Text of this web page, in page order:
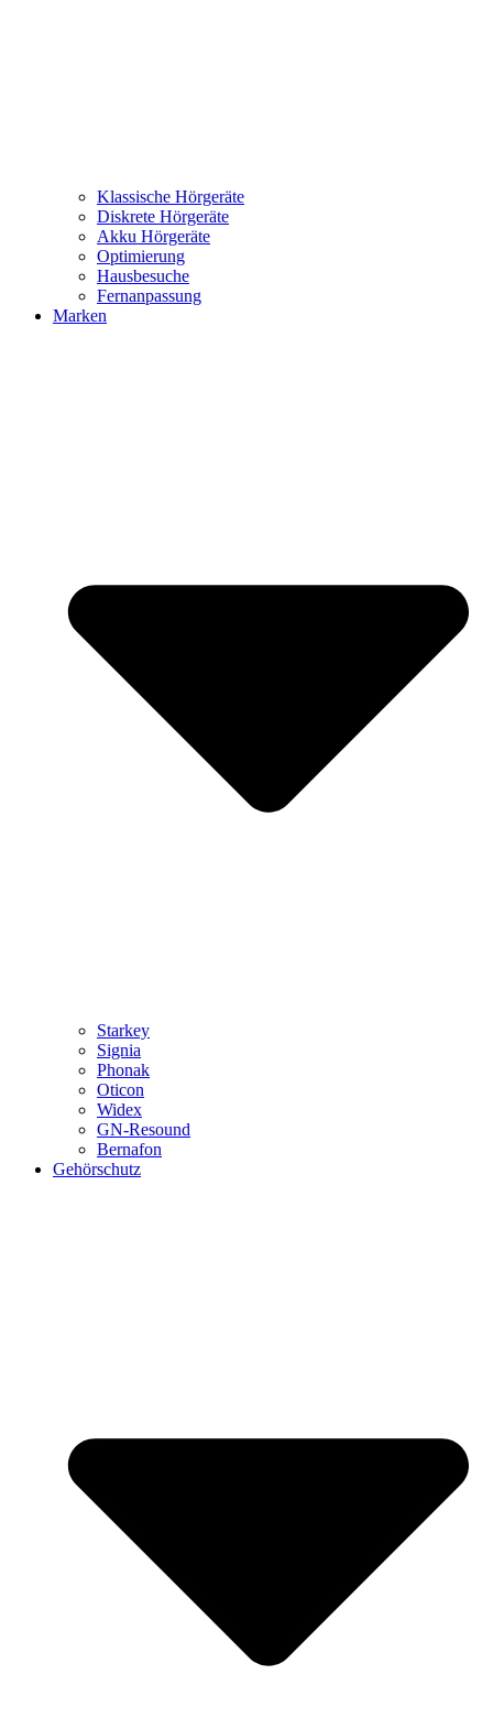
Klassische Hörgeräte
Diskrete Hörgeräte
Akku Hörgeräte
Optimierung
Hausbesuche
Fernanpassung
Marken
Starkey
Signia
Phonak
Oticon
Widex
GN-Resound
Bernafon
Gehörschutz